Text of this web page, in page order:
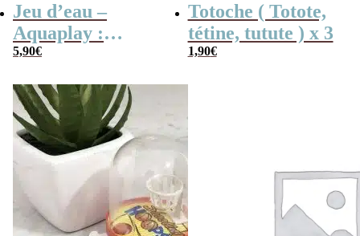
Jeu d’eau –
Aquaplay :
anneaux,
pyramide –
Inspiré de
Wonderful
Waterfuls
5,90€
Totoche ( Totote,
tétine, tutute ) x 3
1,90€